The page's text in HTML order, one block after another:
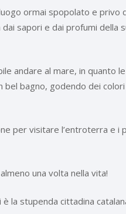
ormai spopolato e privo
sapori e dai profumi della
andare al mare, in quanto
bagno, godendo dei
per visitare l’entroterra e i
una volta nella vita!
la stupenda cittadina